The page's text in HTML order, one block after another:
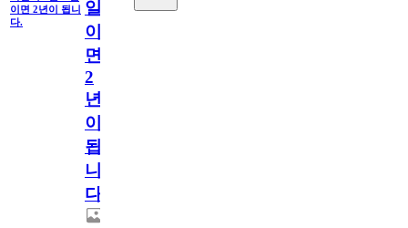
이면 2년이 됩니
다.
일
이
면
2
년
이
됩
니
다.